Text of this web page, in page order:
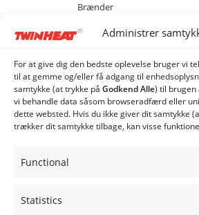
Administrer
For at give dig den bedste oplevelse bruger vi
til at gemme og/eller få adgang til
samtykke (at trykke på Godkend Alle) til brugen
vi behandle data såsom browseradfærd eller
dette websted. Hvis du ikke giver dit samtykke
trækker dit samtykke tilbage, kan visse
Functional
Statistics
Brænder
EL
Kedel
Sprinkler
stoker
CSE 120 med spjældhus
CSE 250 med spjældhus